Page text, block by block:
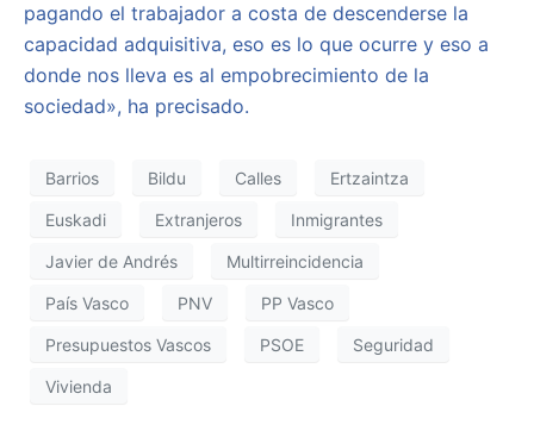
pagando el trabajador a costa de descenderse la
capacidad adquisitiva, eso es lo que ocurre y eso a
donde nos lleva es al empobrecimiento de la
sociedad», ha precisado.
Barrios Bildu Calles Ertzaintza
Euskadi Extranjeros Inmigrantes
Javier de Andrés Multirreincidencia
País Vasco PNV PP Vasco
Presupuestos Vascos PSOE Seguridad
Vivienda